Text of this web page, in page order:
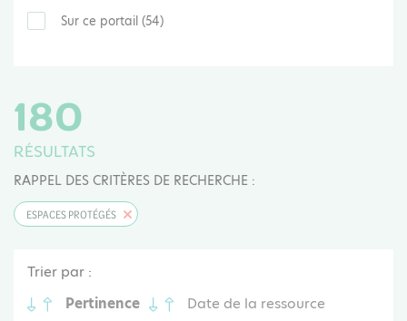
Sur ce portail (54)
180
RÉSULTATS
RAPPEL DES CRITÈRES DE RECHERCHE :
ESPACES PROTÉGÉS
Trier par :
Pertinence
Date de la ressource